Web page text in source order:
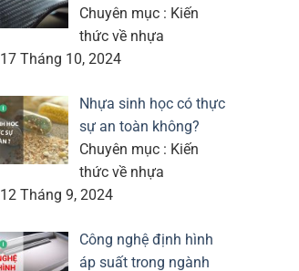
Chuyên mục : Kiến
thức về nhựa
17 Tháng 10, 2024
Nhựa sinh học có thực
sự an toàn không?
Chuyên mục : Kiến
thức về nhựa
12 Tháng 9, 2024
Công nghệ định hình
áp suất trong ngành